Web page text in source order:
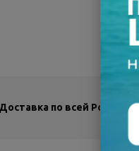
Доставка по всей России